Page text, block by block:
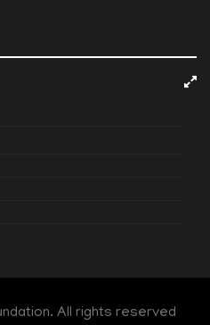
All rights reserved